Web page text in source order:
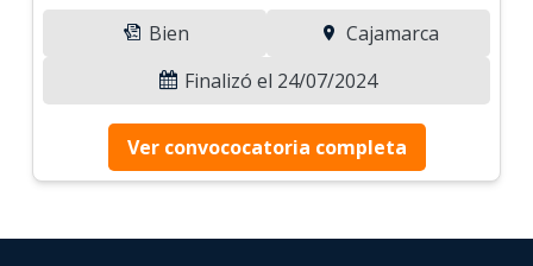
Bien
Cajamarca
Finalizó el 24/07/2024
Ver convococatoria completa